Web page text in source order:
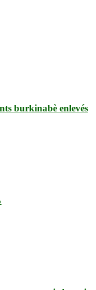
burkinabè enlevés